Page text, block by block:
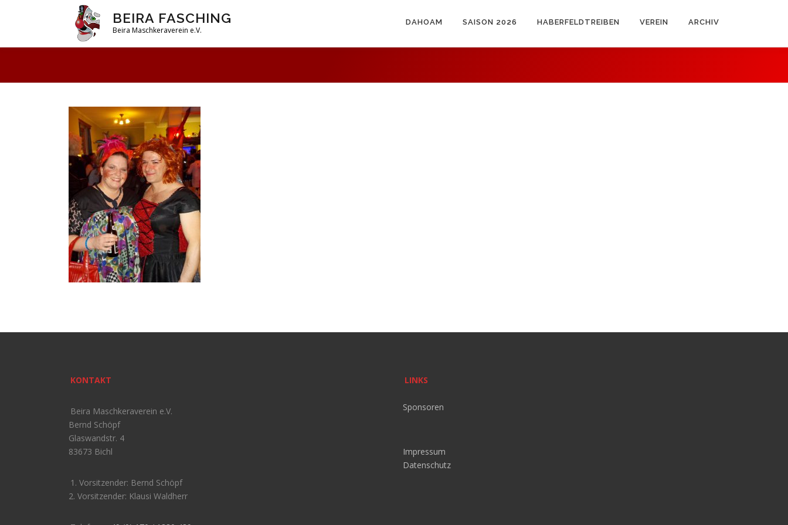
BEIRA FASCHING
Beira Maschkeraverein e.V.
DAHOAM SAISON 2026 HABERFELDTREIBEN VEREIN ARCHIV
KONTAKT
Beira Maschkeraverein e.V.
Bernd Schöpf
Glaswandstr. 4
83673 Bichl
1. Vorsitzender: Bernd Schöpf
2. Vorsitzender: Klausi Waldherr
LINKS
Sponsoren
Impressum
Datenschutz